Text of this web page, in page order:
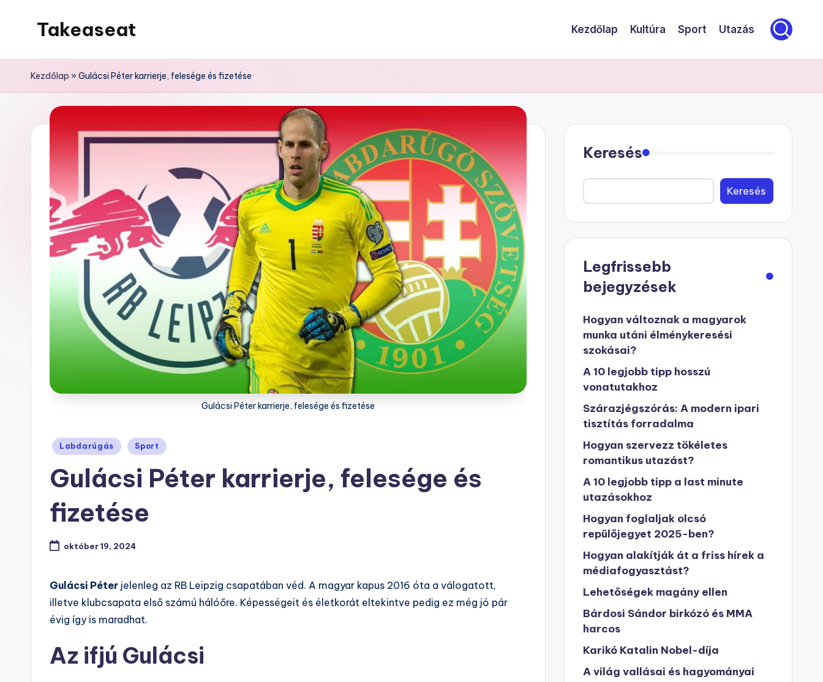
Takeaseat
helyet
Kezdőlap Kultúra Sport Utazás
Kezdőlap »Gulácsi Péter karrierje, felesége és fizetése
Gulácsi Péter karrierje, felesége és fizetése
Posted
Labdarúgás Sport
Gulácsi Péter karrierje, felesége és
fizetése
október 19, 2024
Gulácsi Péter jelenleg az RB Leipzig csapatában véd. A magyar kapus 2016 óta a válogatott,
illetve klubcsapata első számú hálóőre. Képességeit és életkorát eltekintve pedig ez még jó pár
évig így is maradhat.
Az ifjú Gulácsi
Keresés
Keresés
Legfrissebb
bejegyzések
Hogyan változnak a magyarok
munka utáni élménykeresési
szokásai?
A 10 legjobb tipp hosszú
vonatutakhoz
Szárazjégszórás: A modern ipari
tisztítás forradalma
Hogyan szervezz tökéletes
romantikus utazást?
A 10 legjobb tipp a last minute
utazásokhoz
Hogyan foglaljak olcsó
repülőjegyet 2025-ben?
Hogyan alakítják át a friss hírek a
médiafogyasztást?
Lehetőségek magány ellen
Bárdosi Sándor birkózó és MMA
harcos
Karikó Katalin Nobel-díja
A világ vallásai és hagyományai